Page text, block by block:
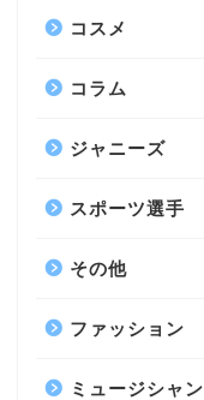
コスメ
コラム
ジャニーズ
スポーツ選手
その他
ファッション
ミュージシャン